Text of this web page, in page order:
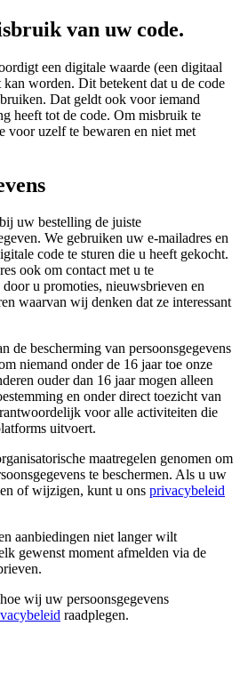
van uw code.
een digitale waarde (een digitaal
worden. Dit betekent dat u de code
Dat geldt ook voor iemand
heeft tot de code. Om misbruik te
voor uzelf te bewaren en niet met
uw bestelling de juiste
We gebruiken uw e-mailadres en
code te sturen die u heeft gekocht.
ook om contact met u te
u promoties, nieuwsbrieven en
waarvan wij denken dat ze interessant
de bescherming van persoonsgegevens
niemand onder de 16 jaar toe onze
ouder dan 16 jaar mogen alleen
en onder direct toezicht van
voor alle activiteiten die
uitvoert.
maatregelen genomen om
te beschermen. Als u uw
of wijzigen, kunt u ons privacybeleid
aanbiedingen niet langer wilt
gewenst moment afmelden via de
wij uw persoonsgegevens
raadplegen.